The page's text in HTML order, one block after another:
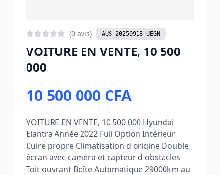
(0 avis) AUS-20250918-UEGN
VOITURE EN VENTE, 10 500
000
10 500 000 CFA
VOITURE EN VENTE, 10 500 000 Hyundai
Elantra Année 2022 Full Option Intérieur
Cuire propre Climatisation d origine Double
écran avec caméra et capteur d obstacles
Toit ouvrant Boîte Automatique 29000km au